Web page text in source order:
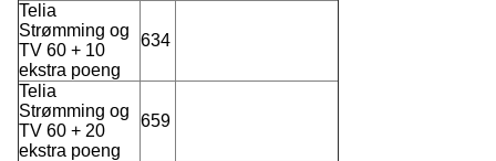
Telia
Strømming og
TV 60 + 10
ekstra poeng
634
Telia
Strømming og
TV 60 + 20
ekstra poeng
659